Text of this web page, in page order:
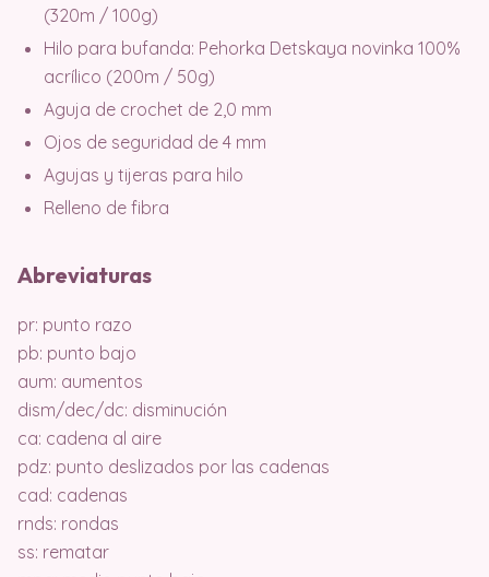
(320m / 100g)
Hilo para bufanda: Pehorka Detskaya novinka 100%
acrílico (200m / 50g)
Aguja de crochet de 2,0 mm
Ojos de seguridad de 4 mm
Agujas y tijeras para hilo
Relleno de fibra
Abreviaturas
pr: punto razo
pb: punto bajo
aum: aumentos
dism/dec/dc: disminución
ca: cadena al aire
pdz: punto deslizados por las cadenas
cad: cadenas
rnds: rondas
ss: rematar